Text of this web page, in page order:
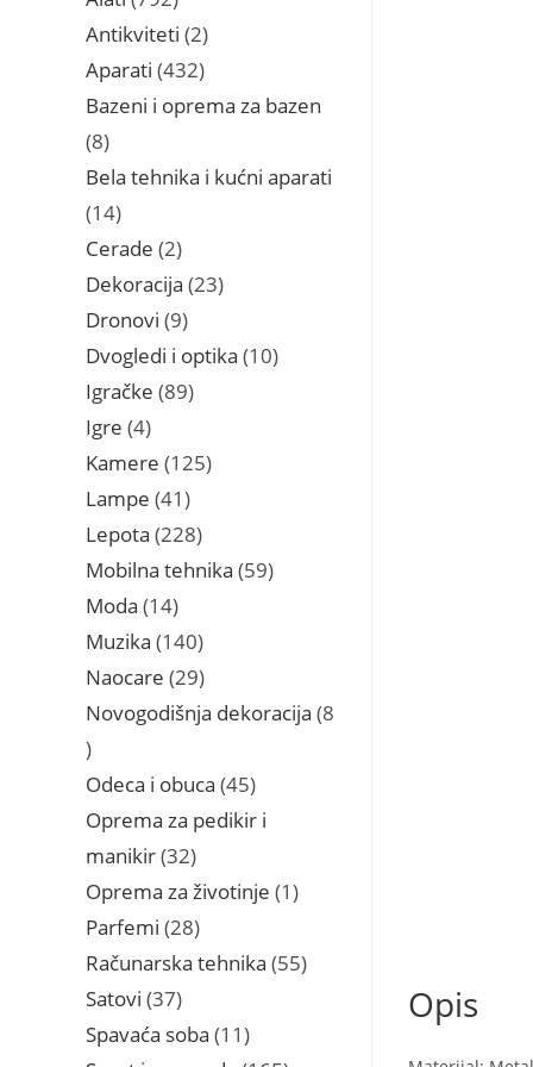
Opis
proizvoda
Antikviteti 22
proizvoda
Aparati 432432
proizvoda
Bazeni i oprema za bazen
88
proizvoda
Bela tehnika i kućni aparati
1414
proizvoda
Cerade 22
proizvoda
Dekoracija 2323
Dronovi 99
proizvoda
Dvogledi i optika 1010
Igračke 8989
Igre 44
proizvoda
Kamere 125125
Lampe 41 41
proizvod
Lepota 228228
proizvoda
Mobilna tehnika 5959
Moda 1414
proizvoda
Muzika 140140
proizvoda
Naocare 2929
proizvoda
Novogodišnja dekoracija 8
8
proizvoda
Odeca i obuca 4545
proizvoda
Oprema za pedikir i
manikir 3232
proizvoda
Oprema za životinje 1 1
Parfemi 2828
proizvoda
Računarska tehnika 5555
Satovi 3737
proizvoda
Spavaća soba 11 11
proizvoda